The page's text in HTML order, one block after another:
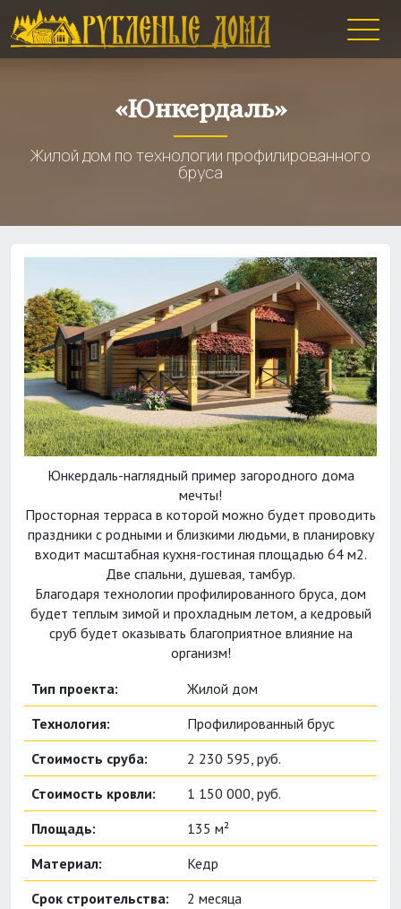
«Юнкердаль»
Жилой дом по технологии профилированного
бруса
Юнкердаль-наглядный пример загородного дома
мечты!
Просторная терраса в которой можно будет проводить
праздники с родными и близкими людьми, в планировку
входит масштабная кухня-гостиная площадью 64 м2.
Две спальни, душевая, тамбур.
Благодаря технологии профилированного бруса, дом
будет теплым зимой и прохладным летом, а кедровый
сруб будет оказывать благоприятное влияние на
организм!
Тип проекта:
Жилой дом
Технология:
Профилированный брус
Стоимость сруба:
2 230 595, руб.
Стоимость кровли:
1 150 000, руб.
Площадь:
135 м²
Материал:
Кедр
Срок строительства:
2 месяца